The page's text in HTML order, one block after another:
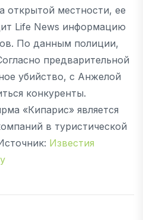
открытой местности, ее
Life News информацию
По данным полиции,
предварительной
убийство, с Анжелой
конкуренты.
«Кипарис» является
в туристической
Известия